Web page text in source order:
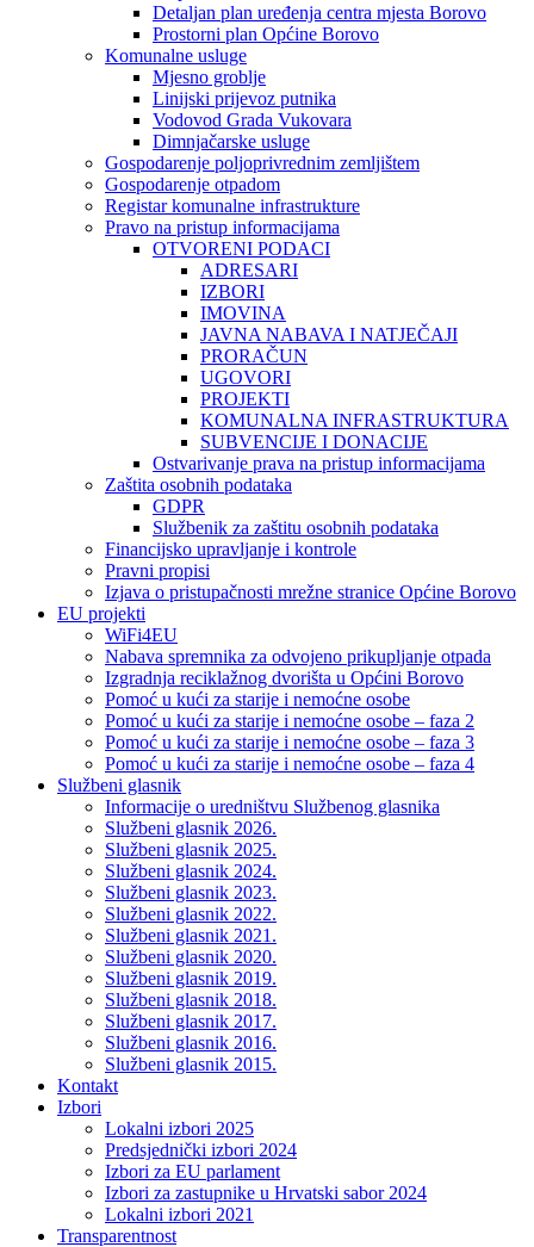
Detaljan plan uređenja centra mjesta Borovo
Prostorni plan Općine Borovo
Komunalne usluge
Mjesno groblje
Linijski prijevoz putnika
Vodovod Grada Vukovara
Dimnjačarske usluge
Gospodarenje poljoprivrednim zemljištem
Gospodarenje otpadom
Registar komunalne infrastrukture
Pravo na pristup informacijama
OTVORENI PODACI
ADRESARI
IZBORI
IMOVINA
JAVNA NABAVA I NATJEČAJI
PRORAČUN
UGOVORI
PROJEKTI
KOMUNALNA INFRASTRUKTURA
SUBVENCIJE I DONACIJE
Ostvarivanje prava na pristup informacijama
Zaštita osobnih podataka
GDPR
Službenik za zaštitu osobnih podataka
Financijsko upravljanje i kontrole
Pravni propisi
Izjava o pristupačnosti mrežne stranice Općine Borovo
EU projekti
WiFi4EU
Nabava spremnika za odvojeno prikupljanje otpada
Izgradnja reciklažnog dvorišta u Općini Borovo
Pomoć u kući za starije i nemoćne osobe
Pomoć u kući za starije i nemoćne osobe – faza 2
Pomoć u kući za starije i nemoćne osobe – faza 3
Pomoć u kući za starije i nemoćne osobe – faza 4
Službeni glasnik
Informacije o uredništvu Službenog glasnika
Službeni glasnik 2026.
Službeni glasnik 2025.
Službeni glasnik 2024.
Službeni glasnik 2023.
Službeni glasnik 2022.
Službeni glasnik 2021.
Službeni glasnik 2020.
Službeni glasnik 2019.
Službeni glasnik 2018.
Službeni glasnik 2017.
Službeni glasnik 2016.
Službeni glasnik 2015.
Kontakt
Izbori
Lokalni izbori 2025
Predsjednički izbori 2024
Izbori za EU parlament
Izbori za zastupnike u Hrvatski sabor 2024
Lokalni izbori 2021
Transparentnost